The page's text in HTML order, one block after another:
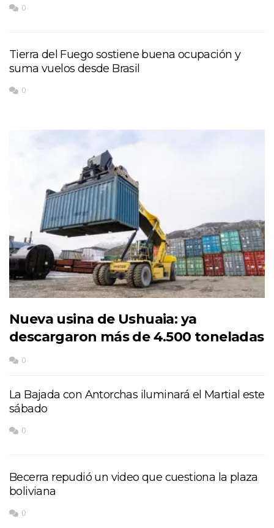
0
Tierra del Fuego sostiene buena ocupación y
suma vuelos desde Brasil
0
Nueva usina de Ushuaia: ya
descargaron más de 4.500 toneladas
0
La Bajada con Antorchas iluminará el Martial este
sábado
0
Becerra repudió un video que cuestiona la plaza
boliviana
0